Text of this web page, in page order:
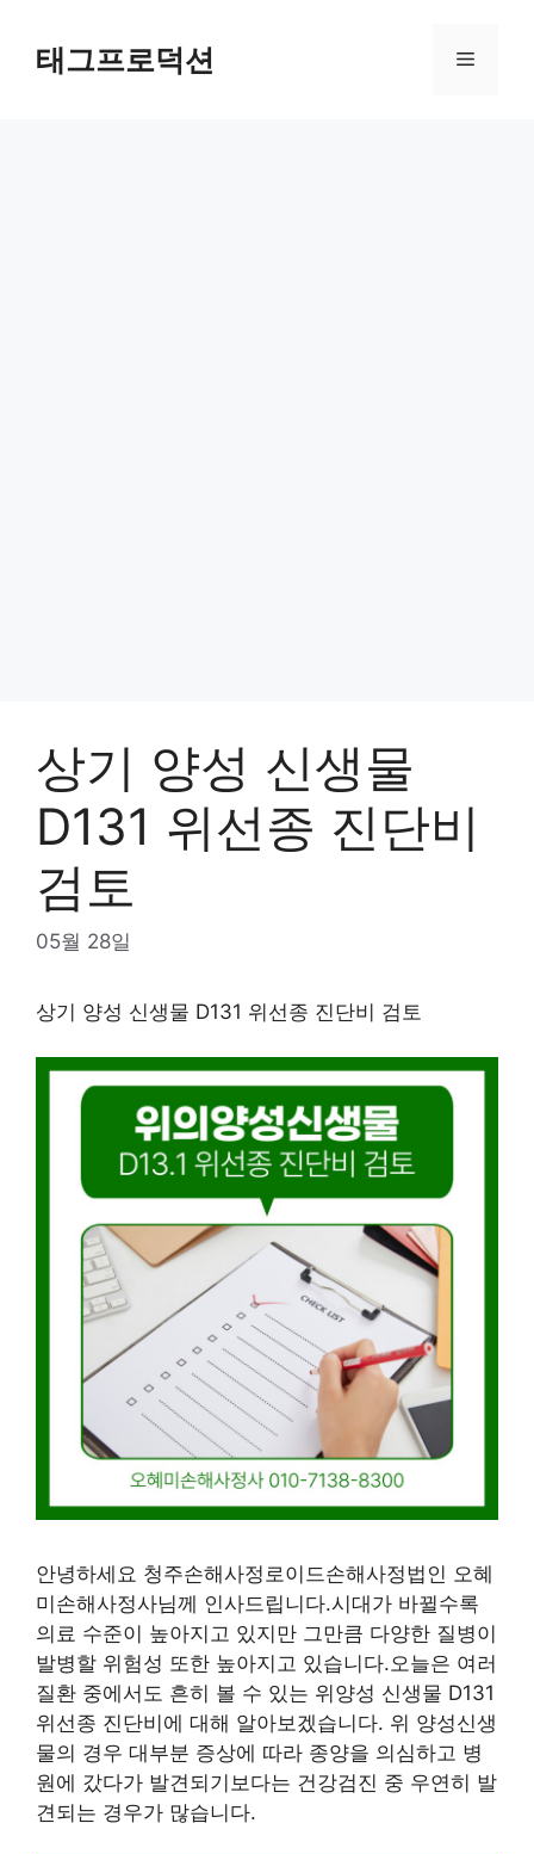
content태그프로덕션 Menu
상기 양성 신생물
D131 위선종 진단비
검토
05월 28일
상기 양성 신생물 D131 위선종 진단비 검토
안녕하세요 청주손해사정로이드손해사정법인 오혜
미손해사정사님께 인사드립니다.시대가 바뀔수록
의료 수준이 높아지고 있지만 그만큼 다양한 질병이
발병할 위험성 또한 높아지고 있습니다.오늘은 여러
질환 중에서도 흔히 볼 수 있는 위양성 신생물 D131
위선종 진단비에 대해 알아보겠습니다. 위 양성신생
물의 경우 대부분 증상에 따라 종양을 의심하고 병
원에 갔다가 발견되기보다는 건강검진 중 우연히 발
견되는 경우가 많습니다.